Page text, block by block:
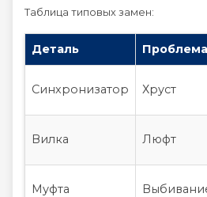
Таблица типовых замен:
Деталь Проблема
Синхронизатор Хруст
Вилка Люфт
Муфта